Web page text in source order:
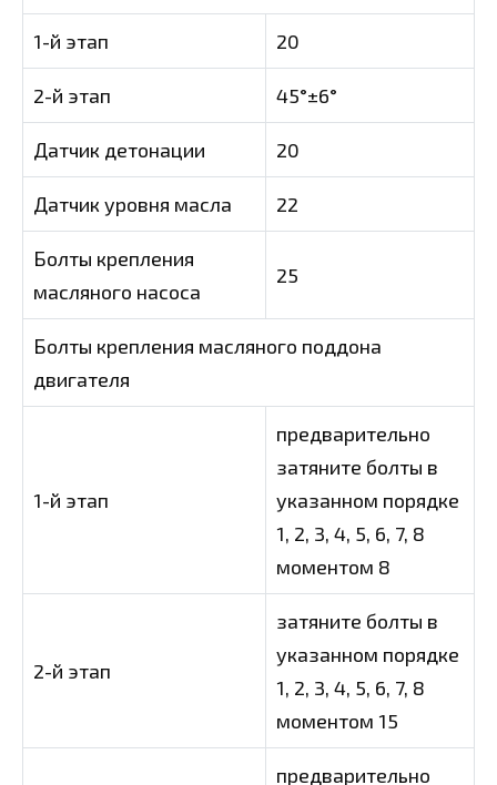
1-й этап 20
2-й этап 45°±6°
Датчик детонации 20
Датчик уровня масла 22
Болты крепления
масляного насоса
25
Болты крепления масляного поддона
двигателя
1-й этап
предварительно
затяните болты в
указанном порядке
1, 2, 3, 4, 5, 6, 7, 8
моментом 8
2-й этап
затяните болты в
указанном порядке
1, 2, 3, 4, 5, 6, 7, 8
моментом 15
предварительно